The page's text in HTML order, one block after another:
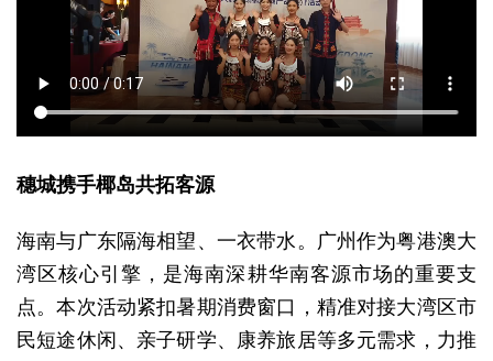
穗城携手椰岛共拓客源
海南与广东隔海相望、一衣带水。广州作为粤港澳大
湾区核心引擎，是海南深耕华南客源市场的重要支
点。本次活动紧扣暑期消费窗口，精准对接大湾区市
民短途休闲、亲子研学、康养旅居等多元需求，力推